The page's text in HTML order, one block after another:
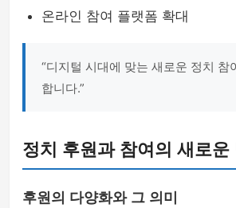
온라인 참여 플랫폼 확대
“디지털 시대에 맞는 새로운 정치 참
합니다.”
정치 후원과 참여의 새로운
후원의 다양화와 그 의미